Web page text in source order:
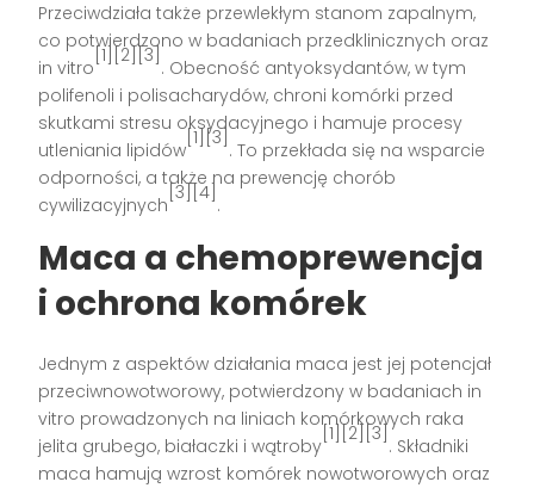
Przeciwdziała także przewlekłym stanom zapalnym,
co potwierdzono w badaniach przedklinicznych oraz
in vitro
[1][2][3]
. Obecność antyoksydantów, w tym
polifenoli i polisacharydów, chroni komórki przed
skutkami stresu oksydacyjnego i hamuje procesy
utleniania lipidów
[1][3]
. To przekłada się na wsparcie
odporności, a także na prewencję chorób
cywilizacyjnych
[3][4]
.
Maca a chemoprewencja
i ochrona komórek
Jednym z aspektów działania maca jest jej potencjał
przeciwnowotworowy, potwierdzony w badaniach in
vitro prowadzonych na liniach komórkowych raka
jelita grubego, białaczki i wątroby
[1][2][3]
. Składniki
maca hamują wzrost komórek nowotworowych oraz